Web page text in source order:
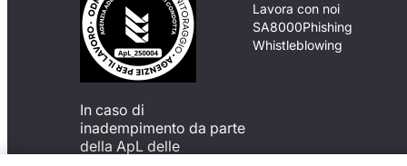
In caso di
inadempimento da parte
della ApL delle
Lavora con noi
SA8000Phishing
Whistleblowing